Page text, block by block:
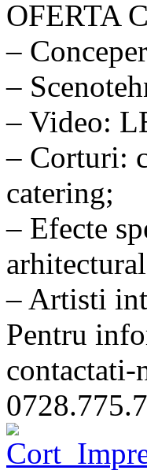
OFERTA
–
–
– Video:
– Corturi:
catering;
– Efecte
– Artisti
Pentru
contactati-